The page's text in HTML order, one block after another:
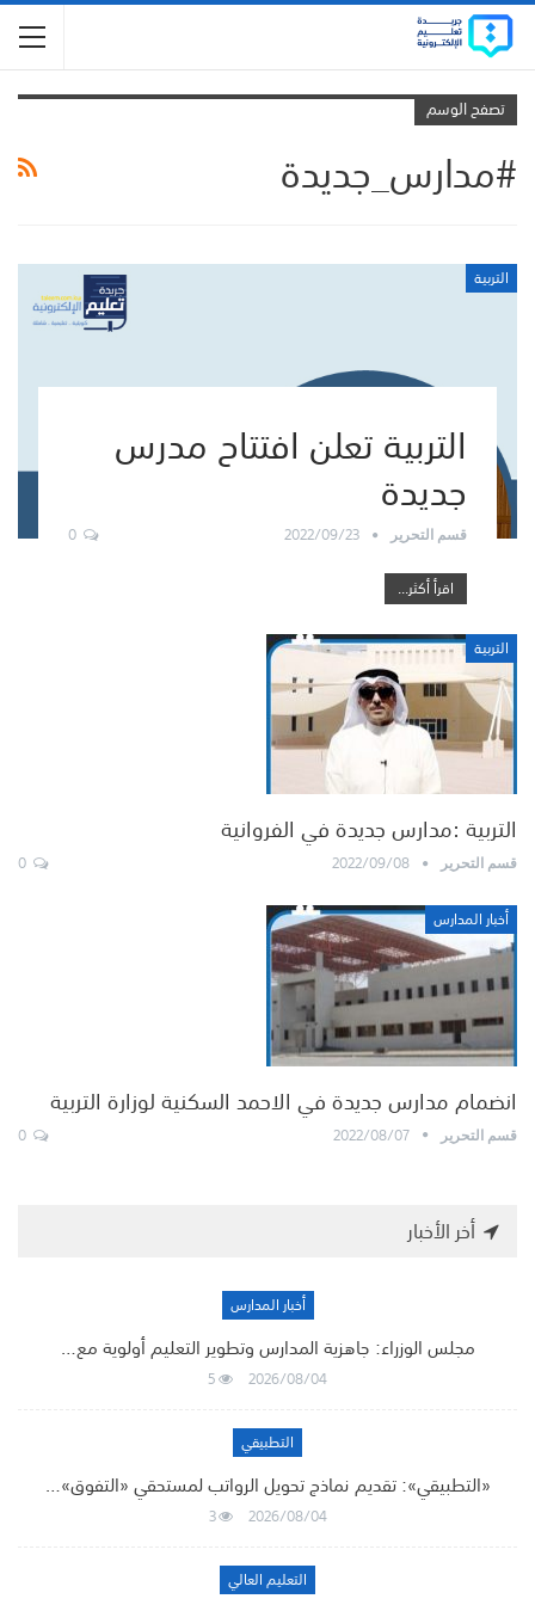
تصفح الوسم
#مدارس_جديدة
التربية
التربية تعلن افتتاح مدرس
جديدة
قسم التحرير 2022/09/23
0
اقرأ أكثر...
التربية
التربية :مدارس جديدة في الفروانية
قسم التحرير 2022/09/08
أخبار المدارس
انضمام مدارس جديدة في الاحمد السكنية لوزارة التربية
قسم التحرير 2022/08/07
أخر الأخبار
أخبار المدارس
مجلس الوزراء: جاهزية المدارس وتطوير التعليم أولوية مع…
2026/08/04
5
التطبيقي
«التطبيقي»: تقديم نماذج تحويل الرواتب لمستحقي «التفوق»…
2026/08/04
3
التعليم العالي